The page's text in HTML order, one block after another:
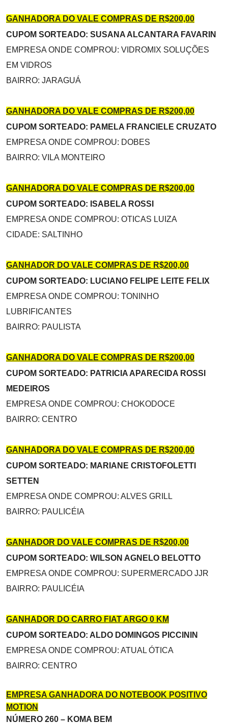
GANHADORA DO VALE COMPRAS DE R$200,00
CUPOM SORTEADO: SUSANA ALCANTARA FAVARIN
EMPRESA ONDE COMPROU: VIDROMIX SOLUÇÕES
EM VIDROS
BAIRRO: JARAGUÁ
GANHADORA DO VALE COMPRAS DE R$200,00
CUPOM SORTEADO: PAMELA FRANCIELE CRUZATO
EMPRESA ONDE COMPROU: DOBES
BAIRRO: VILA MONTEIRO
GANHADORA DO VALE COMPRAS DE R$200,00
CUPOM SORTEADO: ISABELA ROSSI
EMPRESA ONDE COMPROU: OTICAS LUIZA
CIDADE: SALTINHO
GANHADOR DO VALE COMPRAS DE R$200,00
CUPOM SORTEADO: LUCIANO FELIPE LEITE FELIX
EMPRESA ONDE COMPROU: TONINHO
LUBRIFICANTES
BAIRRO: PAULISTA
GANHADORA DO VALE COMPRAS DE R$200,00
CUPOM SORTEADO: PATRICIA APARECIDA ROSSI
MEDEIROS
EMPRESA ONDE COMPROU: CHOKODOCE
BAIRRO: CENTRO
GANHADORA DO VALE COMPRAS DE R$200,00
CUPOM SORTEADO: MARIANE CRISTOFOLETTI
SETTEN
EMPRESA ONDE COMPROU: ALVES GRILL
BAIRRO: PAULICÉIA
GANHADOR DO VALE COMPRAS DE R$200,00
CUPOM SORTEADO: WILSON AGNELO BELOTTO
EMPRESA ONDE COMPROU: SUPERMERCADO JJR
BAIRRO: PAULICÉIA
GANHADOR DO CARRO FIAT ARGO 0 KM
CUPOM SORTEADO: ALDO DOMINGOS PICCININ
EMPRESA ONDE COMPROU: ATUAL ÓTICA
BAIRRO: CENTRO
EMPRESA GANHADORA DO NOTEBOOK POSITIVO
MOTION
NÚMERO 260 – KOMA BEM